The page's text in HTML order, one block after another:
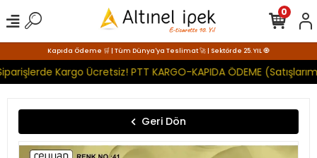
Kapıda Ödeme 🛒 | Tüm Dünya'ya Teslimat 🚀 | Sektörde 25. YIL 🧿
Kargo Ücretsiz! PTT KARGO-KAPIDA ÖDEME
0
Geri Dön